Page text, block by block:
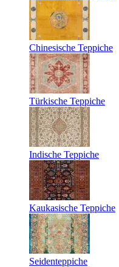
Chinesische Teppiche
Türkische Teppiche
Indische Teppiche
Kaukasische Teppiche
Seidenteppiche